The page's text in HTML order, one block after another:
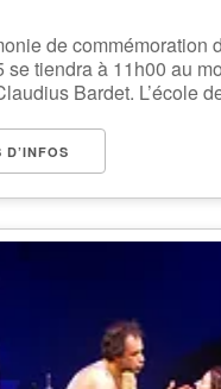
de commémoration
se tiendra à 11h00 au
Bardet. L’école
D’INFOS